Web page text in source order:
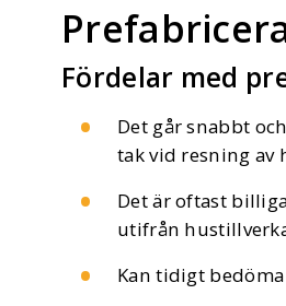
Fördelar med
Det går snabbt
tak vid resning av
Det är oftast
utifrån
Kan tidigt